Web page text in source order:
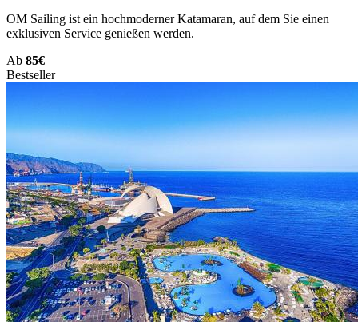
OM Sailing ist ein hochmoderner Katamaran, auf dem Sie einen
exklusiven Service genießen werden.
Ab 85€
Bestseller